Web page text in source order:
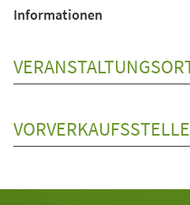
Informationen
VORVERKAUFSSTELLE